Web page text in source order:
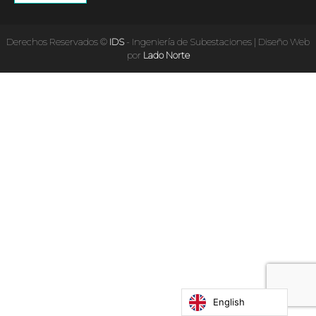
Derechos Reservados © IDS- Ingeniería de Subestaciones | Diseño Web
por Lado Norte
English